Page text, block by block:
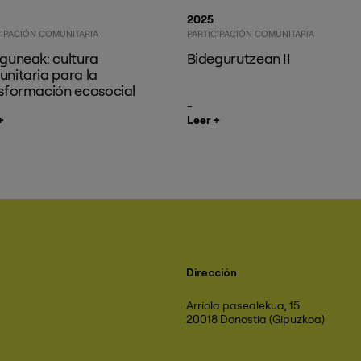
COMUNITARIA
cultura
para la
ecosocial
2025
PARTICIPACIÓN COMUNITARIA
Bidegurutzean II
Leer +
Dirección
Arriola pasealekua, 15
20018 Donostia (Gipuzkoa)